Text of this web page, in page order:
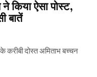
किया ऐसा पोस्ट,
बातें
करीबी दोस्त अमिताभ बच्चन